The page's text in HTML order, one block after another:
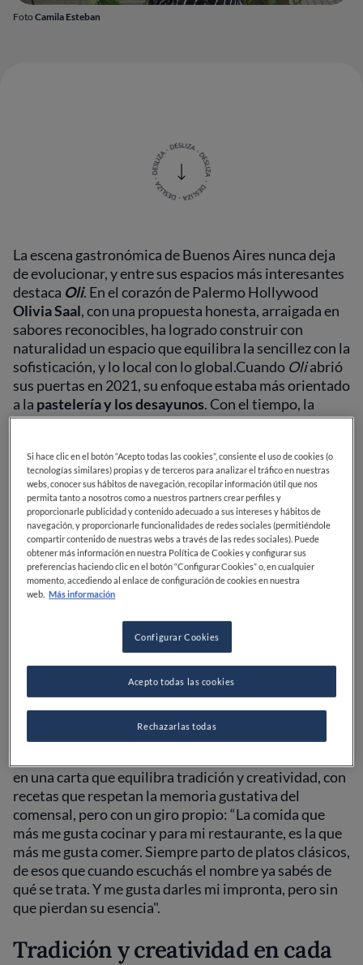
Foto Camila Esteban
La escena gastronómica de Buenos Aires nunca deja
de evolucionar, y entre sus espacios más interesantes
destaca Oli. En el corazón de Palermo Hollywood
Olivia Saal, con una propuesta honesta, arraigada en
sabores reconocibles, ha logrado construir con
naturalidad un espacio que equilibra la sencillez con la
sofisticación, y lo local con lo global.Cuando Oliabrió
sus puertas en 2021, su enfoque estaba más orientado
a la pastelería y los desayunos. Con el tiempo, la
cocina fue evolucionando junto a la demanda de sus
consolidarse como un bistró de día con una completa
carta de desayunos, almuerzos, y meriendas.
Un espacio que crece con su
cocina
cocina de producto, reconfortante, sin artificios ni
. Olivia lo explica con claridad: "No
me gusta definir mi cocina porque me gusta
experimentar y cambiar. Siempre estoy probando
nuevas formas de expresar platos y de comer. Pero si
hay algo que la atraviesa, es la transparencia: saber
exactamente qué estás comiendo".Para ella, lo
en una carta que equilibra tradición y creatividad, con
recetas que respetan la memoria gustativa del
comensal, pero con un giro propio: “La comida que
más me gusta cocinar y para mi restaurante, es la que
más me gusta comer. Siempre parto de platos clásicos,
de esos que cuando escuchás el nombre ya sabés de
qué se trata. Y me gusta darles mi impronta, pero sin
que pierdan su esencia".
Tradición y creatividad en cada
Si hace clic en el botón “Acepto todas las cookies”, consiente el uso de cookies (o
tecnologías similares) propias y de terceros para analizar el tráfico en nuestras
webs, conocer sus hábitos de navegación, recopilar información útil que nos
permita tanto a nosotros como a nuestros partners crear perfiles y
proporcionarle publicidad y contenido adecuado a sus intereses y hábitos de
navegación, y proporcionarle funcionalidades de redes sociales (permitiéndole
compartir contenido de nuestras webs a través de las redes sociales). Puede
obtener más información en nuestra Política de Cookies y configurar sus
preferencias haciendo clic en el botón “Configurar Cookies” o, en cualquier
momento, accediendo al enlace de configuración de cookies en nuestra
web. Más información
Configurar Cookies
Rechazarlas todas
Acepto todas las cookies